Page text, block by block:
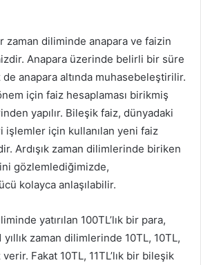
zaman diliminde anapara ve faizin
Anapara üzerinde belirli bir süre
anapara altında muhasebeleştirilir.
için faiz hesaplaması birikmiş
yapılır. Bileşik faiz, dünyadaki
işlemler için kullanılan yeni faiz
Ardışık zaman dilimlerinde biriken
gözlemlediğimizde,
kolayca anlaşılabilir.
yatırılan 100TL’lık bir para,
zaman dilimlerinde 10TL, 10TL,
verir. Fakat 10TL, 11TL’lık bir bileşik